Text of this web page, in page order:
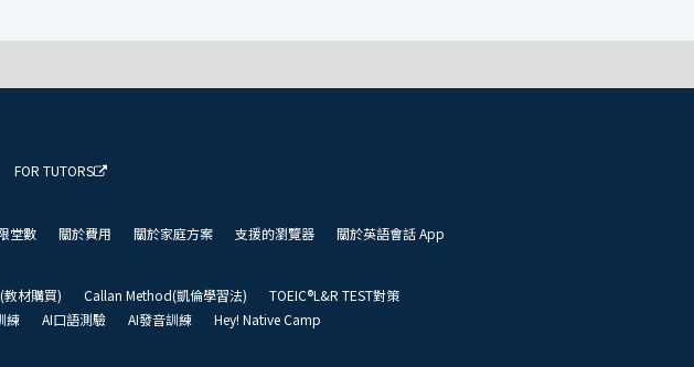
FOR TUTORS
堂數 關於費用 關於家庭方案 支援的瀏覽器 關於英語會話 App
材購買) Callan Method(凱倫學習法)
TOEIC®L&R TEST對策
練 AI口語測驗 AI發音訓練 Hey! Native Camp